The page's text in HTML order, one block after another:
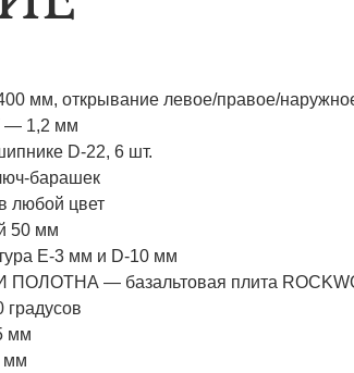
мм, открывание левое/правое/
1,2 мм
D-22, 6 шт.
барашек
любой цвет​​​​​​​
50 мм
Е-3 мм и D-10 мм
— базальтовая плита
мм